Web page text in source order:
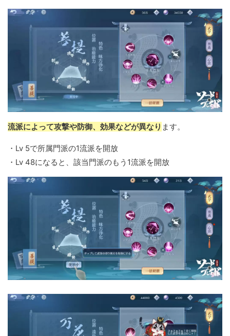
流派によって攻撃や防御、効果などが異なり ます。
・Lv 5で所属門派の1流派を開放
・Lv 48になると、該当門派のもう1流派を開放